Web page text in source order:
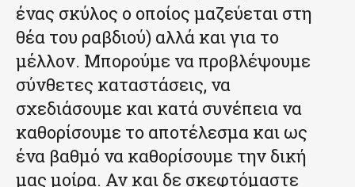
ένας σκύλος ο οποίος μαζεύεται στη
θέα του ραβδιού) αλλά και για το
μέλλον. Μπορούμε να προβλέψουμε
σύνθετες καταστάσεις, να
σχεδιάσουμε και κατά συνέπεια να
καθορίσουμε το αποτέλεσμα και ως
ένα βαθμό να καθορίσουμε την δική
μας μοίρα. Αν και δε σκεφτόμαστε